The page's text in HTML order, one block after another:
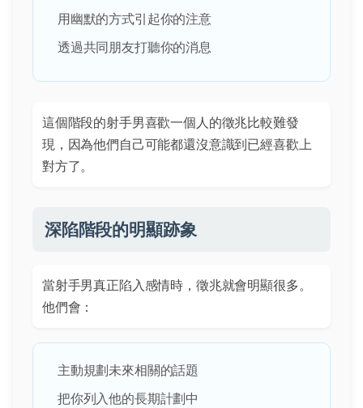
用幽默的方式引起你的注意
透過共同朋友打聽你的消息
這個階段的射手男喜歡一個人的徵兆比較難發
現，因為他們自己可能都還沒意識到已經喜歡上
對方了。
深陷階段的明顯跡象
當射手男真正陷入感情時，徵兆就會明顯很多。
他們會：
主動規劃未來相關的話題
把你列入他的長期計劃中